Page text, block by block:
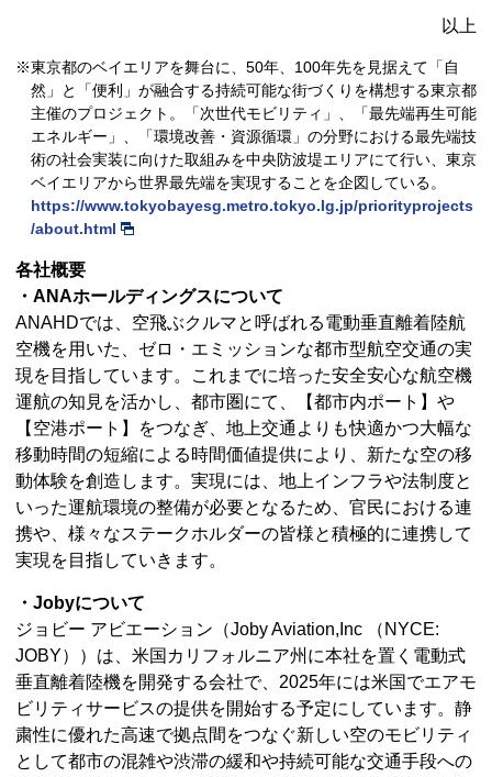
以上
※東京都のベイエリアを舞台に、50年、100年先を見据えて「自
然」と「便利」が融合する持続可能な街づくりを構想する東京都
主催のプロジェクト。「次世代モビリティ」、「最先端再生可能
エネルギー」、「環境改善・資源循環」の分野における最先端技
術の社会実装に向けた取組みを中央防波堤エリアにて行い、東京
ベイエリアから世界最先端を実現することを企図している。
https://www.tokyobayesg.metro.tokyo.lg.jp/priorityprojects
/about.html
各社概要
・ANAホールディングスについて
ANAHDでは、空飛ぶクルマと呼ばれる電動垂直離着陸航
空機を用いた、ゼロ・エミッションな都市型航空交通の実
現を目指しています。これまでに培った安全安心な航空機
運航の知見を活かし、都市圏にて、【都市内ポート】や
【空港ポート】をつなぎ、地上交通よりも快適かつ大幅な
移動時間の短縮による時間価値提供により、新たな空の移
動体験を創造します。実現には、地上インフラや法制度と
いった運航環境の整備が必要となるため、官民における連
携や、様々なステークホルダーの皆様と積極的に連携して
実現を目指していきます。
・Jobyについて
ジョビー アビエーション（Joby Aviation,Inc （NYCE:
JOBY））は、米国カリフォルニア州に本社を置く電動式
垂直離着陸機を開発する会社で、2025年には米国でエアモ
ビリティサービスの提供を開始する予定にしています。静
粛性に優れた高速で拠点間をつなぐ新しい空のモビリティ
として都市の混雑や渋滞の緩和や持続可能な交通手段への